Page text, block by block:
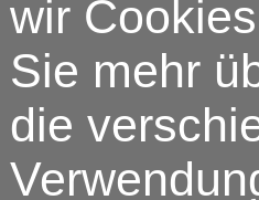
wir
Sie mehr
die